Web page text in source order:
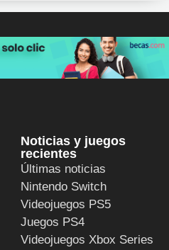
Noticias y juegos
recientes
Últimas noticias
Nintendo Switch
Videojuegos PS5
Juegos PS4
Videojuegos Xbox Series